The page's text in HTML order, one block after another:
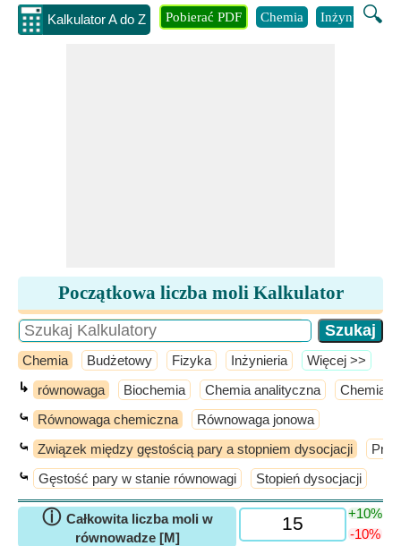
Kalkulator A do Z 🔍
Pobierać PDF Chemia Inżynieria
Początkowa liczba moli Kalkulator
Chemia Budżetowy Fizyka Inżynieria ​Więcej >>
↳ równowaga Biochemia Chemia analityczna Chemia
⤿ Równowaga chemiczna Równowaga jonowa
⤿ Związek między gęstością pary a stopniem dysocjacji
⤿ Gęstość pary w stanie równowagi Stopień dysocjacji
ⓘ Całkowita liczba moli w
równowadze [M]
+10%
-10%